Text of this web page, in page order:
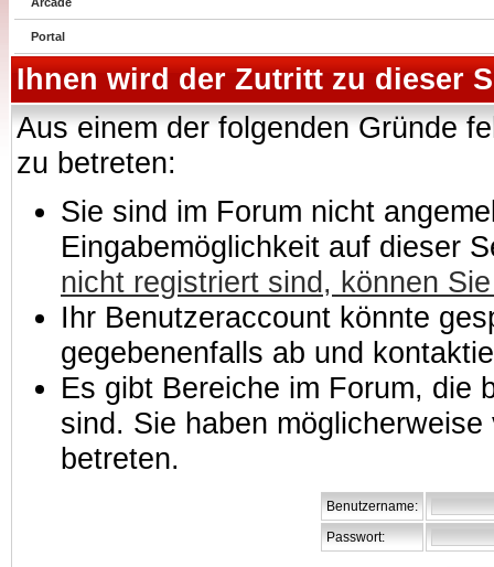
Portal
Ihnen wird der Zutritt zu dieser
Aus einem der folgenden Gründe
zu betreten:
Sie sind im Forum nicht
Eingabemöglichkeit auf dieser
nicht registriert sind, können
Ihr Benutzeraccount könnte
gegebenenfalls ab und
Es gibt Bereiche im Forum, die
sind. Sie haben
betreten.
Benutzername:
Passwort: